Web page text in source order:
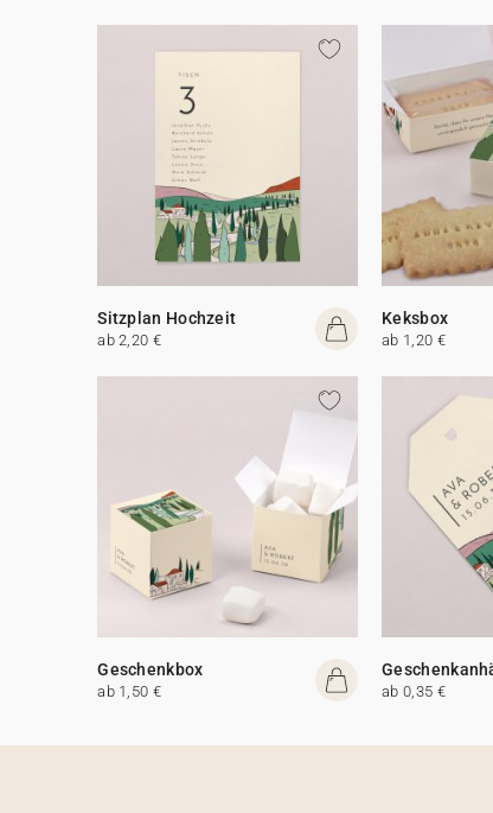
Sitzplan Hochzeit
ab 2,20 €
Keksbox
ab 1,20 €
Geschenkbox
ab 1,50 € ab 0,35 €